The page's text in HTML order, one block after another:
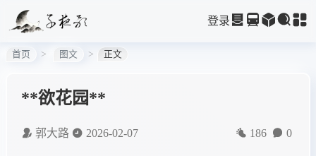
登录
首页 图文 正文
**欲花园**
郭大路 2026-02-07 186 0